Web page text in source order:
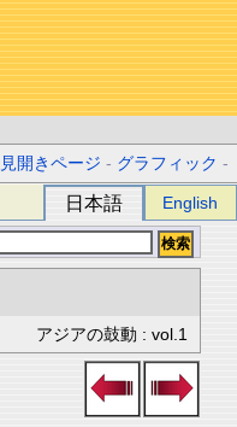
見開きページ - グラフィック -
日本語 English
アジアの鼓動 : vol.1